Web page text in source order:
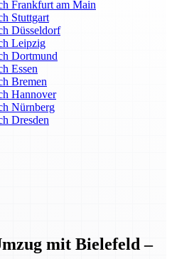
Frankfurt am Main
Stuttgart
Düsseldorf
Leipzig
Dortmund
Essen
Bremen
Hannover
Nürnberg
Dresden
mit Bielefeld –